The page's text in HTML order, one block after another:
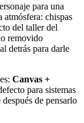
para una
chispas
del taller del
removido
detrás para darle
Canvas +
para sistemas
después de pensarlo